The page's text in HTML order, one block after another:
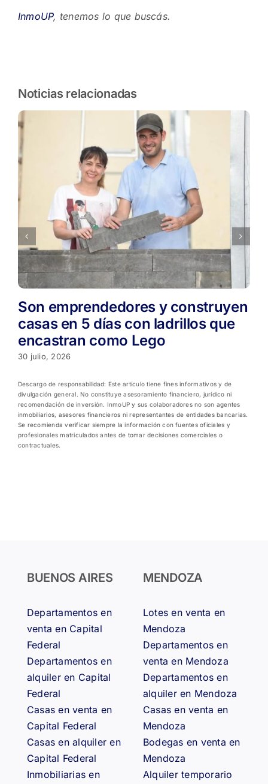
InmoUP, tenemos lo que buscás.
Noticias relacionadas
Son emprendedores y construyen
casas en 5 días con ladrillos que
encastran como Lego
30 julio, 2026
Descargo de responsabilidad: Este artículo tiene fines informativos y de
divulgación general. No constituye asesoramiento financiero, jurídico ni
recomendación de inversión. InmoUP y sus colaboradores no son agentes
inmobiliarios, asesores financieros ni representantes de entidades bancarias.
Se recomienda verificar siempre la información con fuentes oficiales y
profesionales matriculados antes de tomar decisiones comerciales o
contractuales.
BUENOS AIRES
Departamentos en
venta en Capital
Federal
Departamentos en
alquiler en Capital
Federal
Casas en venta en
Capital Federal
Casas en alquiler en
Capital Federal
Inmobiliarias en
MENDOZA
Lotes en venta en
Mendoza
Departamentos en
venta en Mendoza
Departamentos en
alquiler en Mendoza
Casas en venta en
Mendoza
Bodegas en venta en
Mendoza
Alquiler temporario